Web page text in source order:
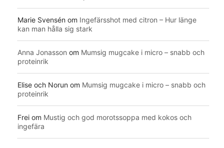
Marie Svensén om Ingefärsshot med citron – Hur länge
kan man hålla sig stark
Anna Jonasson om Mumsig mugcake i micro – snabb och
proteinrik
Elise och Norun om Mumsig mugcake i micro – snabb och
proteinrik
Frei om Mustig och god morotssoppa med kokos och
ingefära